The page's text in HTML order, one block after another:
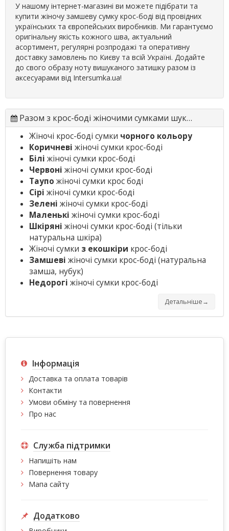
У нашому інтернет-магазині ви можете підібрати та
купити жіночу замшеву сумку крос-боді від провідних
українських та європейських виробників. Ми гарантуємо
оригінальну якість кожного шва, актуальний
асортимент, регулярні розпродажі та оперативну
доставку замовлень по Києву та всій Україні. Додайте
до свого образу ноту вишуканого затишку разом із
аксесуарами від Intersumka.ua!
Разом з крос-боді жіночими сумками шукають
Жіночі крос-боді сумки чорного кольору
Коричневі жіночі сумки крос-боді
Білі жіночі сумки крос-боді
Червоні жіночі сумки крос-боді
Таупо жіночі сумки крос боді
Сірі жіночі сумки крос-боді
Зелені жіночі сумки крос-боді
Маленькі жіночі сумки крос-боді
Шкіряні жіночі сумки крос-боді (тільки
натуральна шкіра)
Жіночі сумки з екошкіри крос-боді
Замшеві жіночі сумки крос-боді (натуральна
замша, нубук)
Недорогі жіночі сумки крос-боді
Детальніше→
Інформація
Доставка та оплата товарів
Контакти
Умови обміну та повернення
Про нас
Служба підтримки
Напишіть нам
Повернення товару
Мапа сайту
Додатково